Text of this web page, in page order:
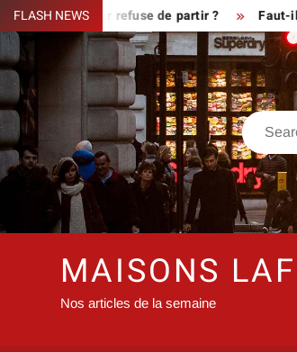
Skip
to
content
FLASH NEWS
le fermier refuse de partir ? Faut-il
Search
MAISONS
Nos articles de la semaine